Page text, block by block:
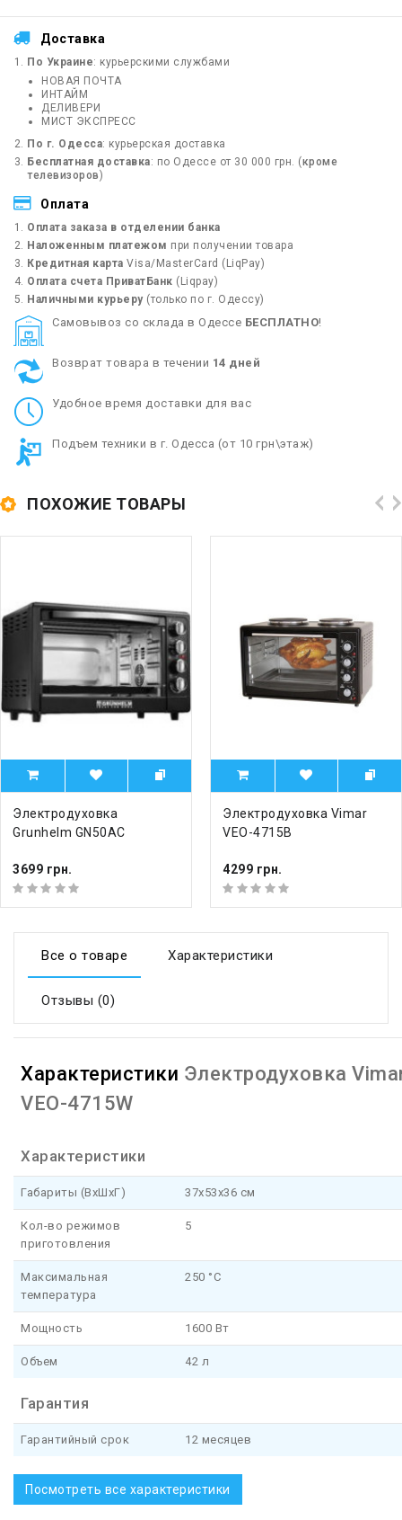
Доставка
По Украине: курьерскими службами
НОВАЯ ПОЧТА
ИНТАЙМ
ДЕЛИВЕРИ
МИСТ ЭКСПРЕСС
По г. Одесса: курьерская доставка
Бесплатная доставка: по Одессе от 30 000 грн. (кроме
телевизоров)
Оплата
Оплата заказа в отделении банка
Наложенным платежом при получении товара
Кредитная карта Visa/MasterCard (LiqPay)
Оплата счета ПриватБанк (Liqpay)
Наличными курьеру(только по г. Одессу)
Cамовывоз со склада в Одессе БЕСПЛАТНО!
Возврат товара в течении 14 дней
Удобное время доставки для вас
Подъем техники в г. Одесса (от 10 грн\этаж)
ПОХОЖИЕ ТОВАРЫ
Электродуховка
Grunhelm GN50AC
3699 грн.
Электродуховка Vimar
VEO-4715B
4299 грн.
Все о товаре Характеристики
Отзывы (0)
Характеристики Электродуховка
VEO-4715W
Характеристики
Габариты (ВхШхГ) 37x53x36 см
Кол-во режимов
приготовления
5
Максимальная
температура
250 °C
Мощность 1600 Вт
Объем 42 л
Гарантия
Гарантийный срок 12 месяцев
Посмотреть все характеристики